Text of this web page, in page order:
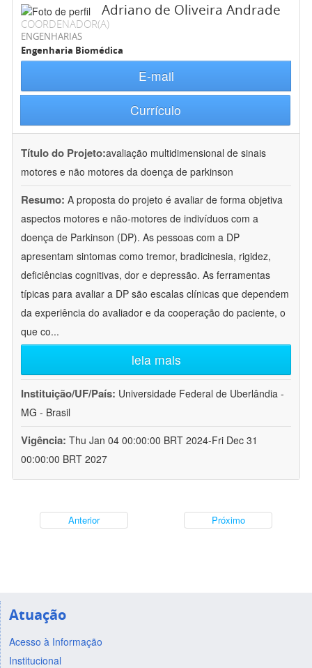
Adriano de Oliveira Andrade
COORDENADOR(A)
ENGENHARIAS
Engenharia Biomédica
E-mail
Currículo
Título do Projeto:avaliação multidimensional de sinais
motores e não motores da doença de parkinson
Resumo: A proposta do projeto é avaliar de forma objetiva
aspectos motores e não-motores de indivíduos com a
doença de Parkinson (DP). As pessoas com a DP
apresentam sintomas como tremor, bradicinesia, rigidez,
deficiências cognitivas, dor e depressão. As ferramentas
típicas para avaliar a DP são escalas clínicas que dependem
da experiência do avaliador e da cooperação do paciente, o
que co...
leia mais
Instituição/UF/País: Universidade Federal de Uberlândia -
MG - Brasil
Vigência: Thu Jan 04 00:00:00 BRT 2024-Fri Dec 31
00:00:00 BRT 2027
Anterior Próximo
Atuação
Acesso à Informação
Institucional